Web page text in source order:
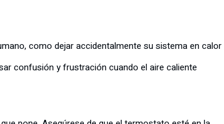
como dejar accidentalmente su sistema en calor
confusión y frustración cuando el aire caliente